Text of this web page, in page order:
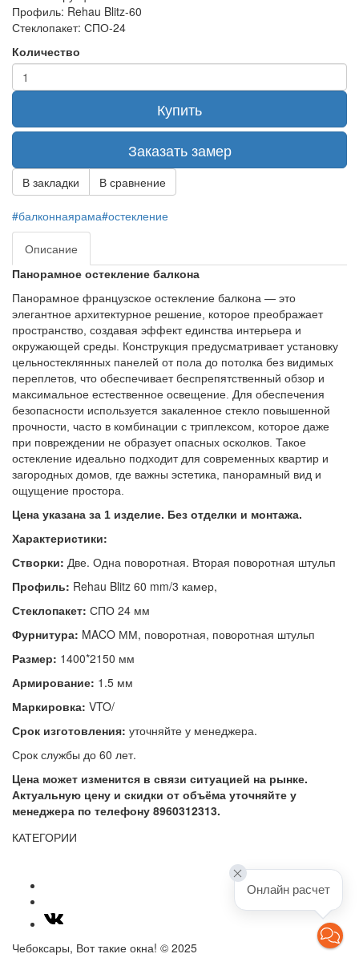
Профиль: Rehau Blitz-60
Стеклопакет: СПО-24
Количество
Купить
Заказать замер
В закладки В сравнение
#балконнаярама#остекление
Описание
Панорамное остекление балкона
Панорамное французское остекление балкона — это
элегантное архитектурное решение, которое преображает
пространство, создавая эффект единства интерьера и
окружающей среды. Конструкция предусматривает установку
цельностеклянных панелей от пола до потолка без видимых
переплетов, что обеспечивает беспрепятственный обзор и
максимальное естественное освещение. Для обеспечения
безопасности используется закаленное стекло повышенной
прочности, часто в комбинации с триплексом, которое даже
при повреждении не образует опасных осколков. Такое
остекление идеально подходит для современных квартир и
загородных домов, где важны эстетика, панорамный вид и
ощущение простора.
Цена указана за 1 изделие. Без отделки и монтажа.
Характеристики:
Створки: Две. Одна поворотная. Вторая поворотная штульп
Профиль: Rehau Blitz 60 mm/3 камер,
Стеклопакет: СПО 24 мм
Фурнитура: MACO ММ, поворотная, поворотная штульп
Размер: 1400*2150 мм
Армирование: 1.5 мм
Маркировка: VTO/
Срок изготовления: уточняйте у менеджера.
Срок службы до 60 лет.
Цена может изменится в связи ситуацией на рынке.
Актуальную цену и скидки от объёма уточняйте у
менеджера по телефону 8960312313.
КАТЕГОРИИ
Чебоксары, Вот такие окна! © 2025
Онлайн расчет